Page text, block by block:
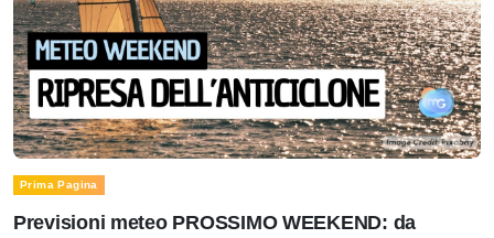
Prima Pagina
Previsioni meteo PROSSIMO WEEKEND: da